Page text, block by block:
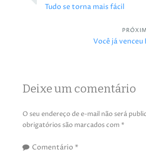
Tudo se torna mais fácil
Você já venceu
Deixe um comentário
O seu endereço de e-mail não será
obrigatórios são marcados com *
Comentário *